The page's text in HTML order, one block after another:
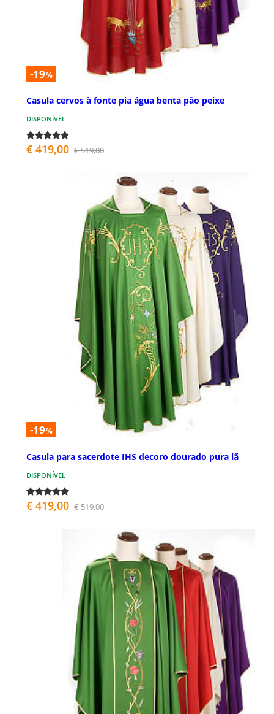
-19%
Casula cervos à fonte pia água benta pão peixe
DISPONÍVEL
€ 419,00 € 519,00
-19%
Casula para sacerdote IHS decoro dourado pura lã
DISPONÍVEL
€ 419,00 € 519,00